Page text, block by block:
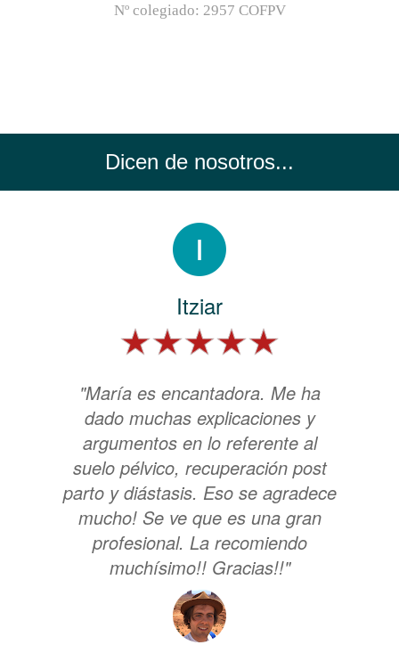
Nº colegiado: 2957 COFPV
Dicen de nosotros...
Itziar
"María es encantadora. Me ha
dado muchas explicaciones y
argumentos en lo referente al
suelo pélvico, recuperación post
parto y diástasis. Eso se agradece
mucho! Se ve que es una gran
profesional. La recomiendo
muchísimo!! Gracias!!"